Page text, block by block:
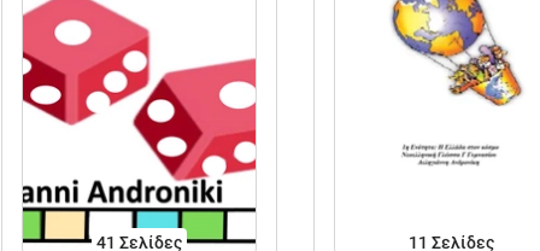
41 Σελίδες 11 Σελίδες